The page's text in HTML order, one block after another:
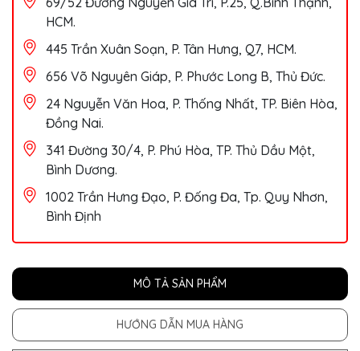
HCM.
445 Trần Xuân Soạn, P. Tân Hưng, Q7, HCM.
656 Võ Nguyên Giáp, P. Phước Long B, Thủ Đức.
24 Nguyễn Văn Hoa, P. Thống Nhất, TP. Biên Hòa,
Đồng Nai.
341 Đường 30/4, P. Phú Hòa, TP. Thủ Dầu Một,
Bình Dương.
1002 Trần Hưng Đạo, P. Đống Đa, Tp. Quy Nhơn,
Bình Định
MÔ TẢ SẢN PHẨM
HƯỚNG DẪN MUA HÀNG